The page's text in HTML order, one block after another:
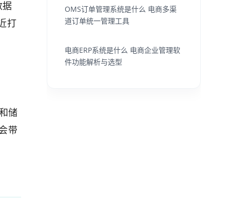
据
打
储
带
OMS订单管理系统是什么 电商多渠
道订单统一管理工具
电商ERP系统是什么 电商企业管理软
件功能解析与选型